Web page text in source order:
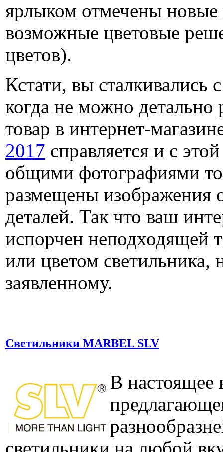
ярлыком отмечены новые
возможные цветовые
цветов).
Кстати, вы сталкивались
когда не можно детально
товар в интернет-
2017 справляется и с
общими фотографиями
размещены изображения
деталей. Так что ваш
испорчен неподходящей
или цветом
заявленному.
Светильники MARBEL SLV
В настоящее